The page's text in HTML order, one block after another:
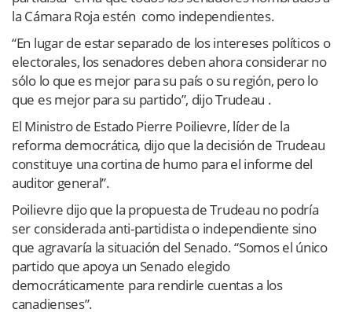
la Cámara Roja estén como independientes.
“En lugar de estar separado de los intereses políticos o
electorales, los senadores deben ahora considerar no
sólo lo que es mejor para su país o su región, pero lo
que es mejor para su partido”, dijo Trudeau .
El Ministro de Estado Pierre Poilievre, líder de la
reforma democrática, dijo que la decisión de Trudeau
constituye una cortina de humo para el informe del
auditor general”.
Poilievre dijo que la propuesta de Trudeau no podría
ser considerada anti-partidista o independiente sino
que agravaría la situación del Senado. “Somos el único
partido que apoya un Senado elegido
democráticamente para rendirle cuentas a los
canadienses”.